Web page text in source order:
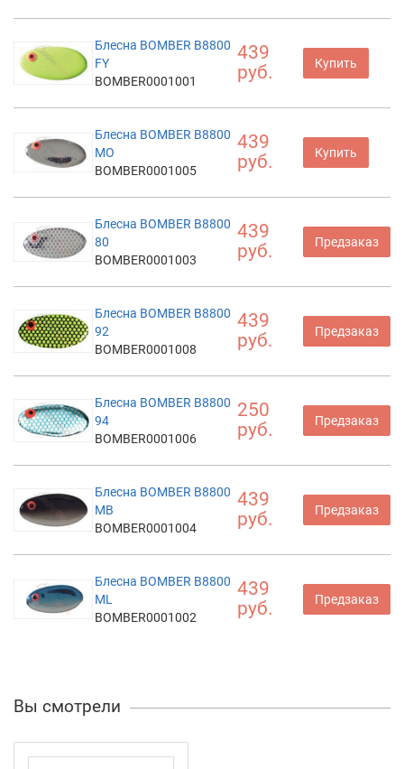
Блесна BOMBER B8800
FY
BOMBER0001001
439
руб.
Купить
Блесна BOMBER B8800
MO
BOMBER0001005
439
руб.
Купить
Блесна BOMBER B8800
80
BOMBER0001003
439
руб.
Предзаказ
Блесна BOMBER B8800
92
BOMBER0001008
439
руб.
Предзаказ
Блесна BOMBER B8800
94
BOMBER0001006
250
руб.
Предзаказ
Блесна BOMBER B8800
MB
BOMBER0001004
439
руб.
Предзаказ
Блесна BOMBER B8800
ML
BOMBER0001002
439
руб.
Предзаказ
Вы смотрели